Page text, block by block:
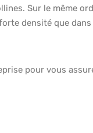
Sur le même
densité que
pour vous